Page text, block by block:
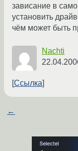
зависание в
установить
чём может быть
Nachti
Ссылка
←